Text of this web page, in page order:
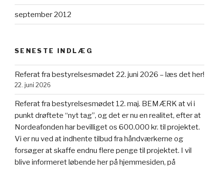
september 2012
SENESTE INDLÆG
Referat fra bestyrelsesmødet 22. juni 2026 – læs det her!
22. juni 2026
Referat fra bestyrelsesmødet 12. maj. BEMÆRK at vi i
punkt drøftete “nyt tag”, og det er nu en realitet, efter at
Nordeafonden har bevilliget os 600.000 kr. til projektet.
Vi er nu ved at indhente tilbud fra håndværkerne og
forsøger at skaffe endnu flere penge til projektet. I vil
blive informeret løbende her på hjemmesiden, på